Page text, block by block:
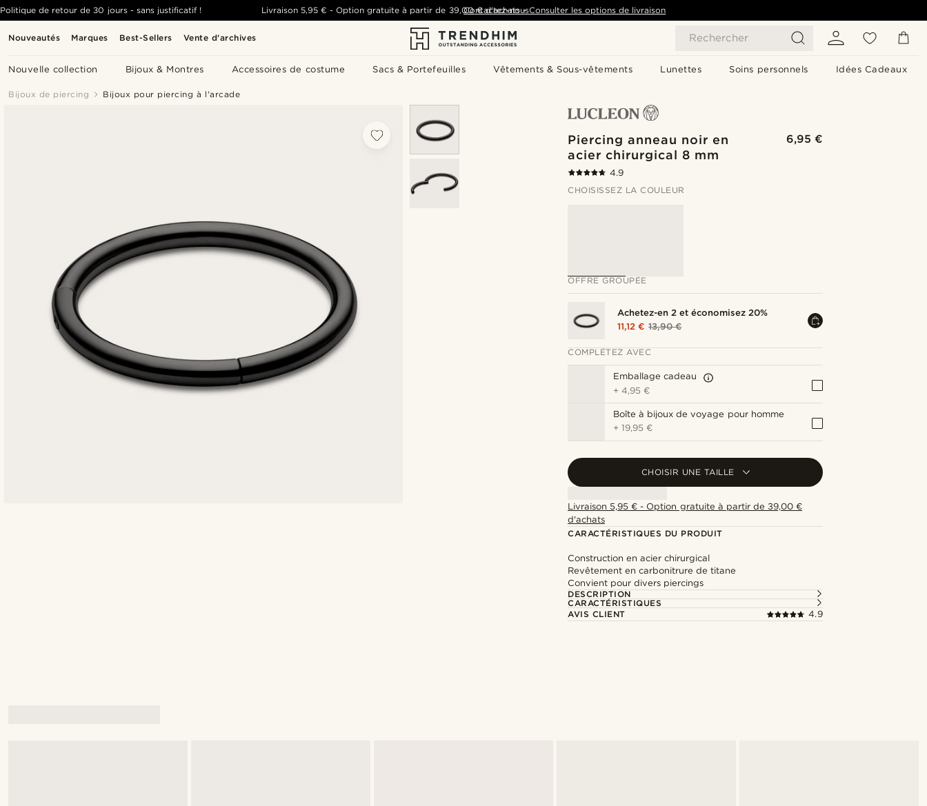
Nouveautés Marques Best-Sellers Vente d'archives Rechercher
Nouvelle collection Bijoux & Montres Accessoires de costume Sacs & Portefeuilles Vêtements & Sous-vêtements Lunettes Soins personnels Idées Cadeaux
Politique de retour de 30 jours - sans justificatif ! Livraison 5,95 € -Option gratuite à partir de 39,00 € d'achats- Consulter les options de livraison
Contactez-nous
Bijoux de piercing Bijoux pour piercing à l'arcade
Piercing anneau noir en
acier chirurgical 8 mm
6,95 €
4.9
CHOISISSEZ LA COULEUR
OFFRE GROUPÉE
Achetez-en 2 et économisez 20%
11,12 € 13,90 €
COMPLÉTEZ AVEC
Emballage cadeau
+4,95 €
Boîte à bijoux de voyage pour homme
+19,95 €
CHOISIR UNE TAILLE
Livraison 5,95 € - Option gratuite à partir de 39,00 €
d'achats
CARACTÉRISTIQUES DU PRODUIT
Construction en acier chirurgical
Revêtement en carbonitrure de titane
Convient pour divers piercings
DESCRIPTION
CARACTÉRISTIQUES
AVIS CLIENT
4.9